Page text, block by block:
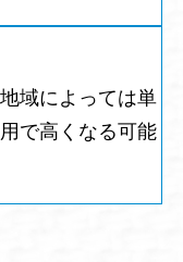
域によっては単
で高くなる可能